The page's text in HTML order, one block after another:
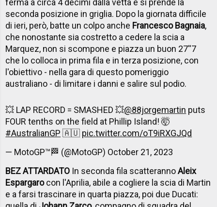
ferma a circa 4 decimi dalla vetta e si prende la
seconda posizione in griglia. Dopo la giornata difficile
di ieri, però, batte un colpo anche Francesco Bagnaia,
che nonostante sia costretto a cedere la scia a
Marquez, non si scompone e piazza un buon 27''7
che lo colloca in prima fila e in terza posizione, con
l'obiettivo - nella gara di questo pomeriggio
australiano - di limitare i danni e salire sul podio.
💥 LAP RECORD = SMASHED 💥@88jorgemartin puts
FOUR tenths on the field at Phillip Island! 🤯
#AustralianGP 🇦🇺 pic.twitter.com/oT9iRXGJQd
— MotoGP™🏁 (@MotoGP) October 21, 2023
BEZ ATTARDATO In seconda fila scatterannoAleix
Espargarocon l'Aprilia, abile a cogliere la scia di Martin
e a farsi trascinare in quarta piazza, poi due Ducati: